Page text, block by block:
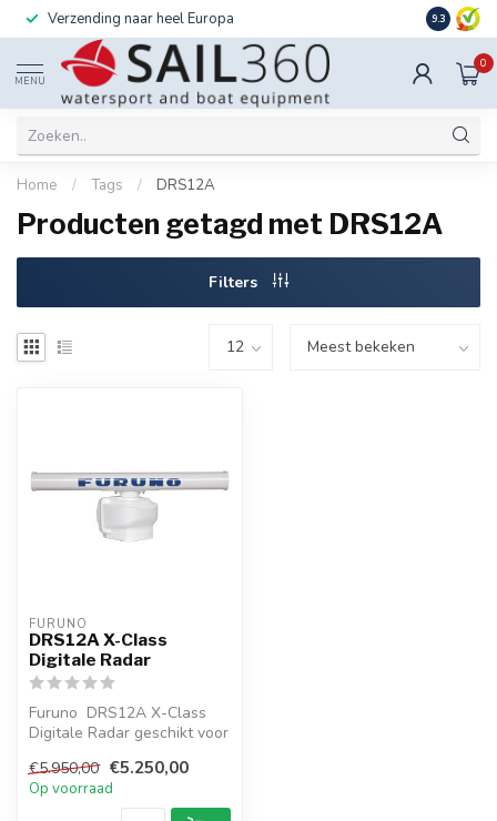
Verzending naar heel Europa Ook
9.3
MENU
0
Home / Tags / DRS12A
Producten getagd met DRS12A
Filters
FURUNO
DRS12A X-Class
Digitale Radar
Furuno DRS12A X-Class
Digitale Radar geschikt voor
TZtouc...
€5.950,00 €5.250,00
Op voorraad